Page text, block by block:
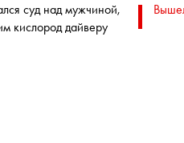
суд над мужчиной,
кислород дайверу